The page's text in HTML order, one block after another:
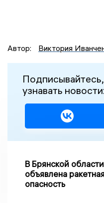
Автор: Виктория
узнавать новости:
В Брянской области
объявлена
опасность